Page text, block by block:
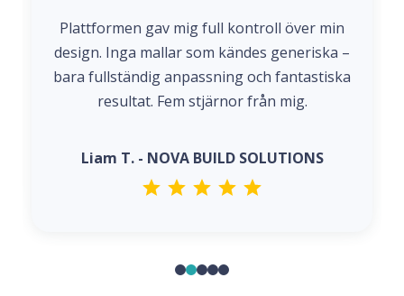
Plattformen gav mig full kontroll över min
design. Inga mallar som kändes generiska –
bara fullständig anpassning och fantastiska
resultat. Fem stjärnor från mig.
Liam T. - NOVA BUILD SOLUTIONS